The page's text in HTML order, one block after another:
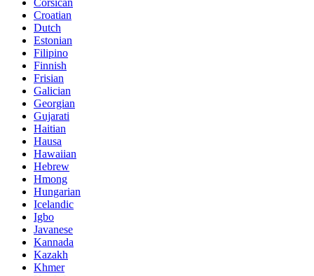
Croatian
Dutch
Estonian
Filipino
Finnish
Frisian
Galician
Georgian
Gujarati
Haitian
Hausa
Hawaiian
Hebrew
Hmong
Hungarian
Icelandic
Igbo
Javanese
Kannada
Kazakh
Khmer